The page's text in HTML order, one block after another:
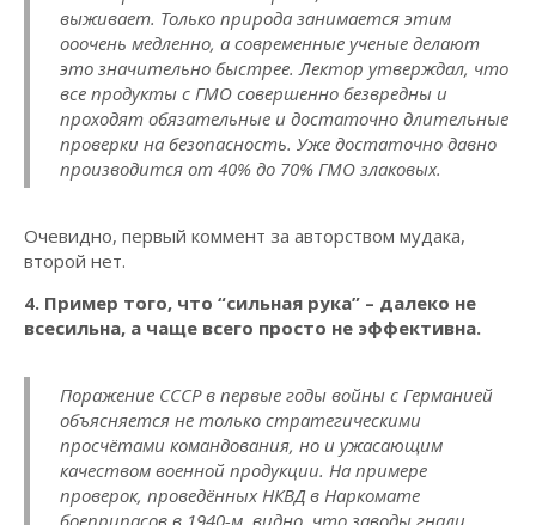
выживает. Только природа занимается этим
ооочень медленно, а современные ученые делают
это значительно быстрее. Лектор утверждал, что
все продукты с ГМО совершенно безвредны и
проходят обязательные и достаточно длительные
проверки на безопасность. Уже достаточно давно
производится от 40% до 70% ГМО злаковых.
Очевидно, первый коммент за авторством мудака,
второй нет.
4. Пример того, что “сильная рука” – далеко не
всесильна, а чаще всего просто не эффективна.
Поражение СССР в первые годы войны с Германией
объясняется не только стратегическими
просчётами командования, но и ужасающим
качеством военной продукции. На примере
проверок, проведённых НКВД в Наркомате